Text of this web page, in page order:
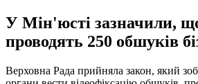
У Мін'юсті зазначили,
проводять 250 обшуків
Верховна Рада прийняла закон, який